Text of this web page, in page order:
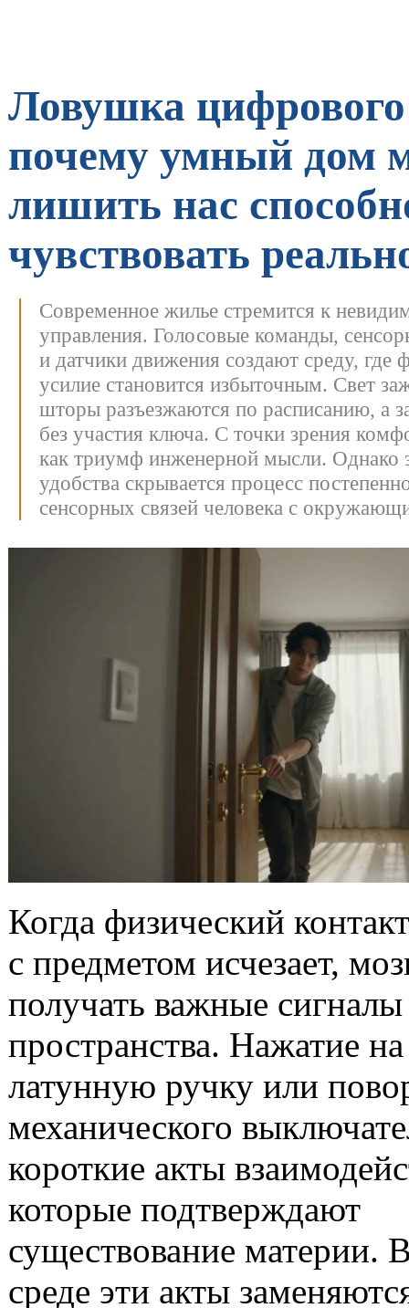
Ловушка
почему умный дом
лишить нас
чувствовать
Современное жилье стремится к
управления. Голосовые команды,
и датчики движения создают среду, где
усилие становится избыточным. Свет
шторы разъезжаются по расписанию, а
без участия ключа. С точки зрения
как триумф инженерной мысли. Однако
удобства скрывается процесс
сенсорных связей человека с
Когда физический контакт
с предметом исчезает,
получать важные сигналы
пространства. Нажатие
латунную ручку или
механического
короткие акты
которые подтверждают
существование материи.
среде эти акты